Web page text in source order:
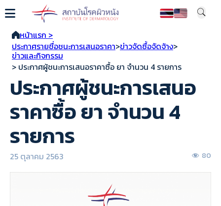
หน้าแรก >
ประกาศรายชื่อชนะการเสนอราคา>ข่าวจัดซื้อจัดจ้าง>
ข่าวและกิจกรรม
> ประกาศผู้ชนะการเสนอราคาซื้อ ยา จำนวน 4 รายการ
ประกาศผู้ชนะการเสนอ
ราคาซื้อ ยา จำนวน 4
รายการ
25 ตุลาคม 2563 80